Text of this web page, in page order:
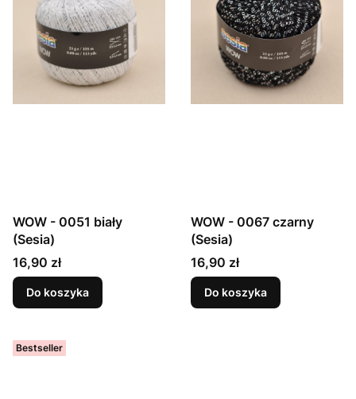
WOW - 0051 biały
(Sesia)
Cena
16,90 zł
Do koszyka
WOW - 0067 czarny
(Sesia)
Cena
16,90 zł
Do koszyka
Bestseller